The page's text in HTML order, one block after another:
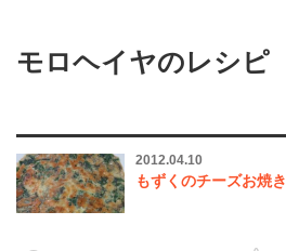
モロヘイヤのレシピ
2012.04.10
もずくのチーズお焼き